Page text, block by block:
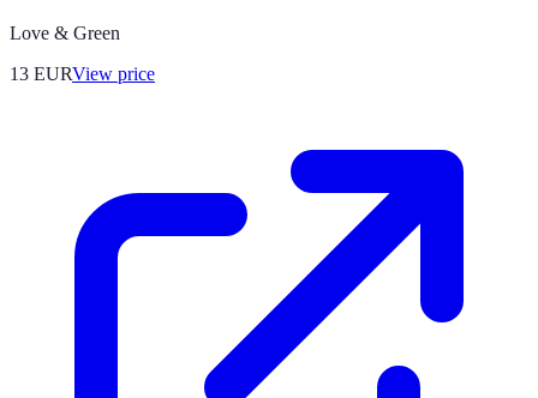
Love & Green
13 EURView price